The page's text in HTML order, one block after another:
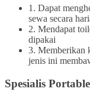
1. Dapat
sewa secara
2. Mendapat
dipakai
3. Memberikan
jenis ini
Spesialis